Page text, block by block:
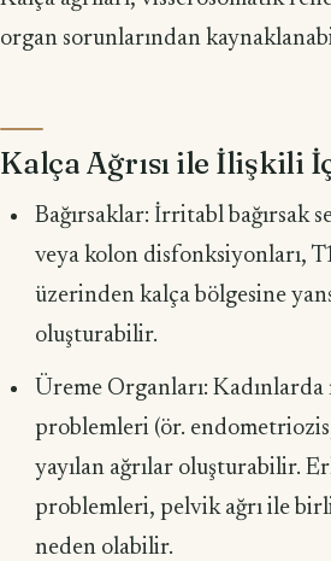
organ sorunlarından
Kalça Ağrısı ile İlişkili
Bağırsaklar: İrritabl bağırsak
veya kolon disfonksiyonları,
üzerinden kalça bölgesine
oluşturabilir.
Üreme Organları:
problemleri (ör.
yayılan ağrılar oluşturabilir.
problemleri, pelvik ağrı ile
neden olabilir.